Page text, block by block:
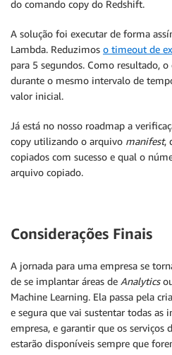
do comando copy do Redshift.
A solução foi executar de forma
Lambda. Reduzimos o timeout de
para 5 segundos. Como resultado,
durante o mesmo intervalo de
valor inicial.
Já está no nosso roadmap a
copy utilizando o arquivo manifest,
copiados com sucesso e qual o
arquivo copiado.
Considerações Finais
A jornada para uma empresa se
de se implantar áreas de Analytics
Machine Learning. Ela passa pela
e segura que vai sustentar todas as
empresa, e garantir que os serviços
estarão disponíveis sempre que